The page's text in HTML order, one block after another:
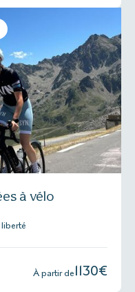
à vélo
liberté
À partir de 1130€